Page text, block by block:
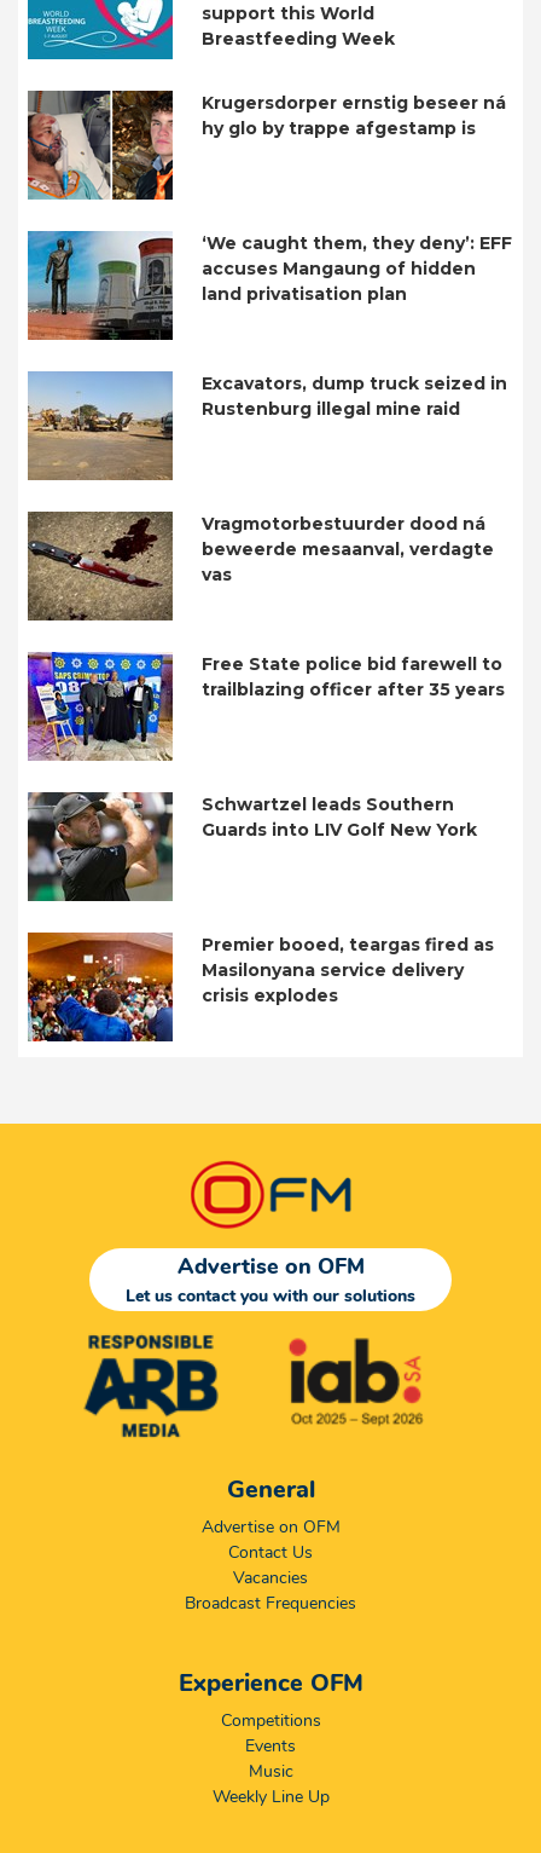
support this World
Breastfeeding Week
Krugersdorper ernstig beseer ná
hy glo by trappe afgestamp is
‘We caught them, they deny’: EFF
accuses Mangaung of hidden
land privatisation plan
Excavators, dump truck seized in
Rustenburg illegal mine raid
Vragmotorbestuurder dood ná
beweerde mesaanval, verdagte
vas
Free State police bid farewell to
trailblazing officer after 35 years
Schwartzel leads Southern
Guards into LIV Golf New York
Premier booed, teargas fired as
Masilonyana service delivery
crisis explodes
Advertise on OFM
Let us contact you with our solutions
General
Advertise on OFM
Contact Us
Vacancies
Broadcast Frequencies
Experience OFM
Competitions
Events
Music
Weekly Line Up